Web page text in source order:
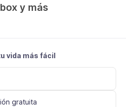
y más
vida más fácil
gratuita